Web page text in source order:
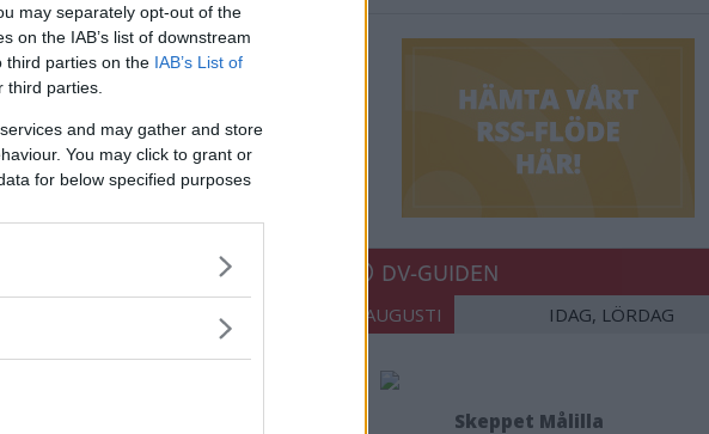
may separately opt-out of the
on the IAB’s list of downstream
third parties on the IAB’s List of
parties.
and may gather and store
You may click to grant or
for below specified purposes
DV-GUIDEN
08 AUGUSTI IDAG, LÖRDAG
Skeppet Målilla